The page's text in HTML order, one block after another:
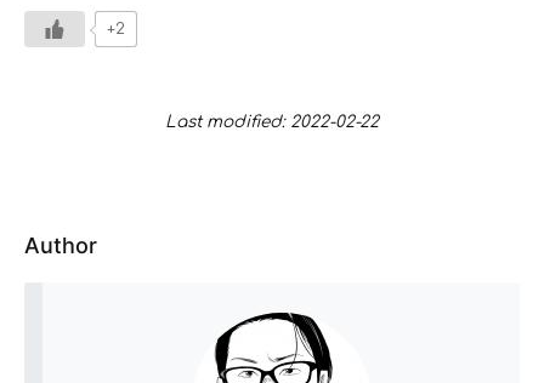
+2
Last modified: 2022-02-22
Author